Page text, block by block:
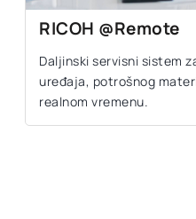
RICOH @Remote
Daljinski servisni sistem
uređaja, potrošnog
realnom vremenu.